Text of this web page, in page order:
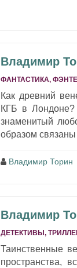
Владимир
ФАНТАСТИКА,
Как древний
КГБ в
знаменитый
образом
Владимир Торин
Владимир
ДЕТЕКТИВЫ,
Таинственные
пространства,